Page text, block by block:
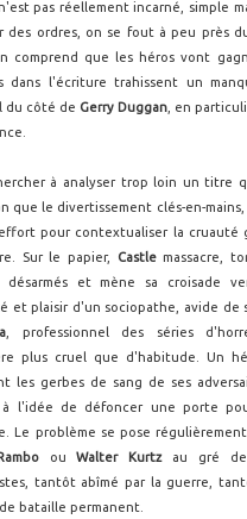
pas réellement incarné, simple
des ordres, on se fout à peu près
comprend que les héros vont
dans l'écriture trahissent un
du côté de Gerry Duggan , en
à analyser trop loin un titre
que le divertissement clés-en-
pour contextualiser la cruauté
Sur le papier,
Castlemassacre,
désarmés et mène sa croisade
et plaisir d'un sociopathe, avide de
, professionnel des séries
plus cruel que d'habitude. Un
les gerbes de sang de ses
l'idée de défoncer une porte
Le problème se pose
ouWalter Kurtzau gré
tantôt abîmé par la guerre,
bataille permanent.